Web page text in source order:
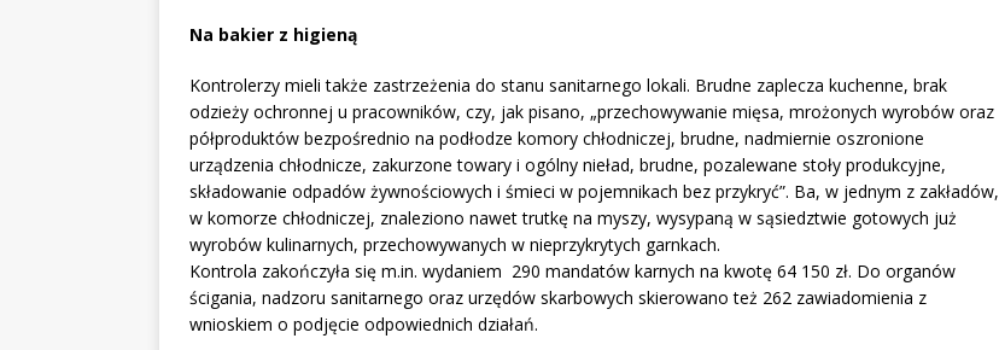
Na bakier z higieną
Kontrolerzy mieli także zastrzeżenia do stanu sanitarnego lokali. Brudne zaplecza kuchenne, brak
odzieży ochronnej u pracowników, czy, jak pisano, „przechowywanie mięsa, mrożonych wyrobów oraz
półproduktów bezpośrednio na podłodze komory chłodniczej, brudne, nadmiernie oszronione
urządzenia chłodnicze, zakurzone towary i ogólny nieład, brudne, pozalewane stoły produkcyjne,
składowanie odpadów żywnościowych i śmieci w pojemnikach bez przykryć”. Ba, w jednym z zakładów,
w komorze chłodniczej, znaleziono nawet trutkę na myszy, wysypaną w sąsiedztwie gotowych już
wyrobów kulinarnych, przechowywanych w nieprzykrytych garnkach.
Kontrola zakończyła się m.in. wydaniem 290 mandatów karnych na kwotę 64 150 zł. Do organów
ścigania, nadzoru sanitarnego oraz urzędów skarbowych skierowano też 262 zawiadomienia z
wnioskiem o podjęcie odpowiednich działań.